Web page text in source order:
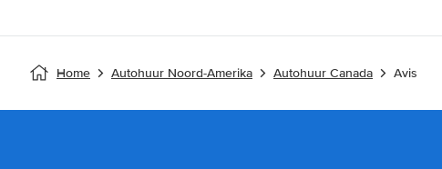
Home Autohuur Noord-Amerika Autohuur Canada Avis